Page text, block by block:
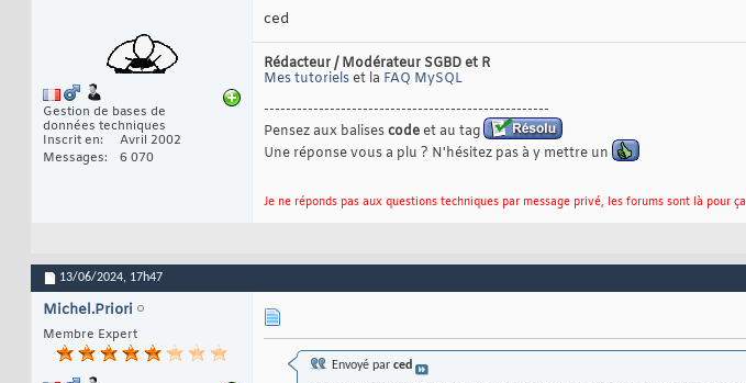
Gestion de bases de
données techniques
Inscrit en
Avril 2002
Messages
6 070
ced
Rédacteur / Modérateur SGBD et R
Mes tutorielset la FAQ MySQL
----------------------------------------------------
Pensez aux balisescodeet au tag
Une réponse vous a plu ? N'hésitez pas à y mettre un
Je ne réponds pas aux questions techniques par message privé, les forums sont là pour ça
13/06/2024, 17h47
Michel.Priori
Membre Expert
Envoyé par ced